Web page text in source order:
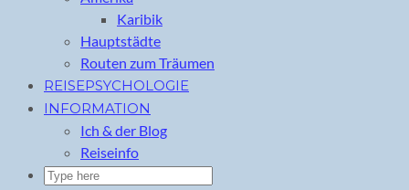
Karibik
Hauptstädte
Routen zum Träumen
REISEPSYCHOLOGIE
INFORMATION
Ich & der Blog
Reiseinfo